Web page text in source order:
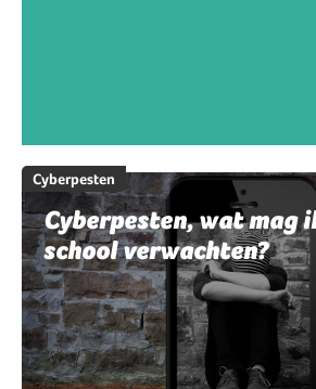
Cyberpesten
Cyberpesten, wat mag
school verwachten?